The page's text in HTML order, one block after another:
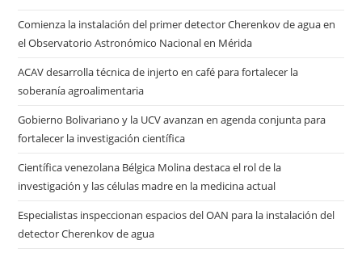
Comienza la instalación del primer detector Cherenkov de agua en
el Observatorio Astronómico Nacional en Mérida
ACAV desarrolla técnica de injerto en café para fortalecer la
soberanía agroalimentaria
Gobierno Bolivariano y la UCV avanzan en agenda conjunta para
fortalecer la investigación científica
Científica venezolana Bélgica Molina destaca el rol de la
investigación y las células madre en la medicina actual
Especialistas inspeccionan espacios del OAN para la instalación del
detector Cherenkov de agua